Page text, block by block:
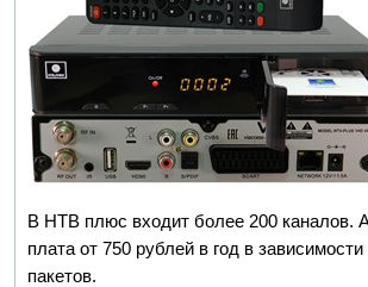
В НТВ плюс входит более 200 каналов.
плата от 750 рублей в год в
пакетов.